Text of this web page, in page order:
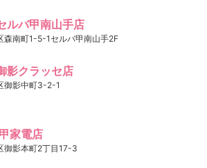
ルバ甲南山手店
森南町1-5-1セルバ甲南山手2F
影クラッセ店
御影中町3-2-1
家電店
御影本町2丁目17-3